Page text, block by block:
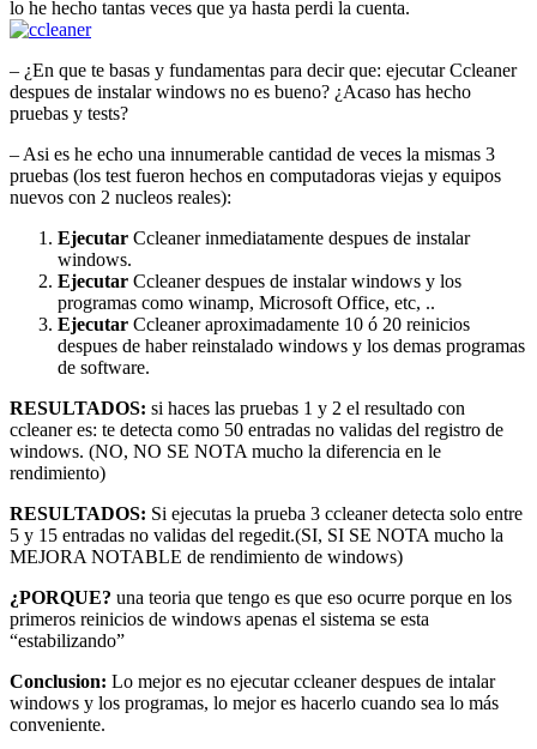
lo he hecho tantas veces que ya hasta perdi la cuenta.
– ¿En que te basas y fundamentas para decir que: ejecutar Ccleaner
despues de instalar windows no es bueno? ¿Acaso has hecho
pruebas y tests?
– Asi es he echo una innumerable cantidad de veces la mismas 3
pruebas (los test fueron hechos en computadoras viejas y equipos
nuevos con 2 nucleos reales):
Ejecutar Ccleaner inmediatamente despues de instalar
windows.
Ejecutar Ccleaner despues de instalar windows y los
programas como winamp, Microsoft Office, etc, ..
Ejecutar Ccleaner aproximadamente 10 ó 20 reinicios
despues de haber reinstalado windows y los demas programas
de software.
RESULTADOS: si haces las pruebas 1 y 2 el resultado con
ccleaner es: te detecta como 50 entradas no validas del registro de
windows. (NO, NO SE NOTA mucho la diferencia en le
rendimiento)
RESULTADOS: Si ejecutas la prueba 3 ccleaner detecta solo entre
5 y 15 entradas no validas del regedit.(SI, SI SE NOTA mucho la
MEJORA NOTABLE de rendimiento de windows)
¿PORQUE? una teoria que tengo es que eso ocurre porque en los
primeros reinicios de windows apenas el sistema se esta
“estabilizando”
Conclusion: Lo mejor es no ejecutar ccleaner despues de intalar
windows y los programas, lo mejor es hacerlo cuando sea lo más
conveniente.